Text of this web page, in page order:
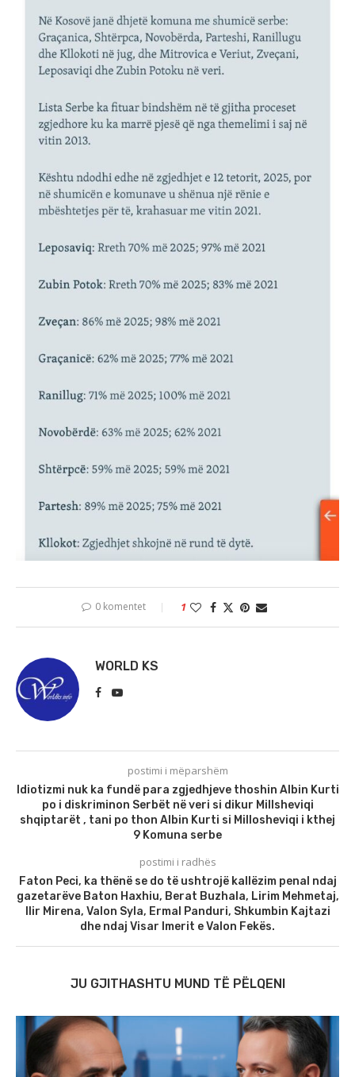
0 komentet 1
WORLD KS
postimi i mëparshëm
Idiotizmi nuk ka fundë para zgjedhjeve thoshin Albin Kurti
po i diskriminon Serbët në veri si dikur Millsheviqi
shqiptarët , tani po thon Albin Kurti si Millosheviqi i kthej
9 Komuna serbe
postimi i radhës
Faton Peci, ka thënë se do të ushtrojë kallëzim penal ndaj
gazetarëve Baton Haxhiu, Berat Buzhala, Lirim Mehmetaj,
Ilir Mirena, Valon Syla, Ermal Panduri, Shkumbin Kajtazi
dhe ndaj Visar Imerit e Valon Fekës.
JU GJITHASHTU MUND TË PËLQENI